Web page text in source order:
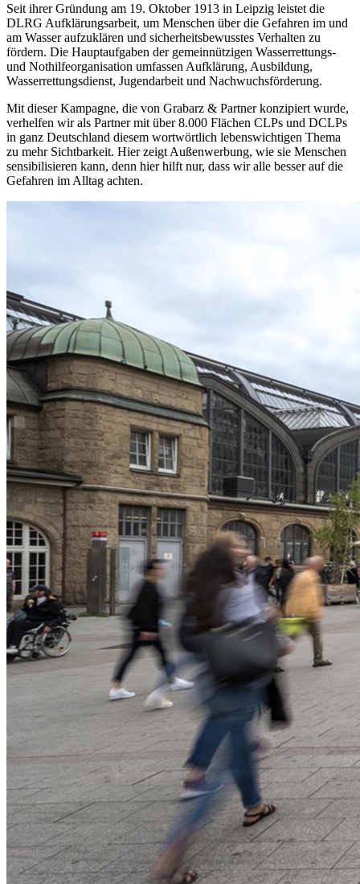
Seit ihrer Gründung am 19. Oktober 1913 in Leipzig leistet die
DLRG Aufklärungsarbeit, um Menschen über die Gefahren im und
am Wasser aufzuklären und sicherheitsbewusstes Verhalten zu
fördern. Die Hauptaufgaben der gemeinnützigen Wasserrettungs-
und Nothilfeorganisation umfassen Aufklärung, Ausbildung,
Wasserrettungsdienst, Jugendarbeit und Nachwuchsförderung.
Mit dieser Kampagne, die von Grabarz & Partner konzipiert wurde,
verhelfen wir als Partner mit über 8.000 Flächen CLPs und DCLPs
in ganz Deutschland diesem wortwörtlich lebenswichtigen Thema
zu mehr Sichtbarkeit. Hier zeigt Außenwerbung, wie sie Menschen
sensibilisieren kann, denn hier hilft nur, dass wir alle besser auf die
Gefahren im Alltag achten.